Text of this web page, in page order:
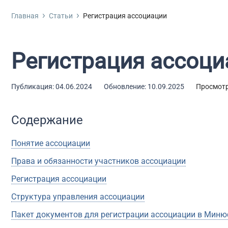
Бухгалтерские услуги
Регистрация фирмы
Регистрация изменений
Банкротство
С
Главная Статьи Регистрация ассоциации
Регистрация
Публикация: 04.06.2024 Обновление: 10.09.2025
Содержание
Понятие ассоциации
Права и обязанности участников ассоциации
Регистрация ассоциации
Структура управления ассоциации
Пакет документов для регистрации ассоциации в